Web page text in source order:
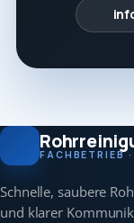
FACHBETRIEB
Schnelle, saubere
und klarer